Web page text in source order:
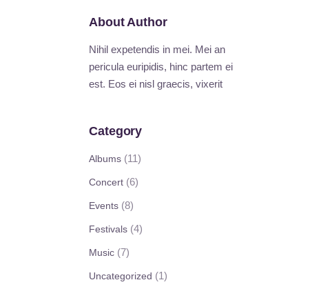
About Author
Nihil expetendis in mei. Mei an
pericula euripidis, hinc partem ei
est. Eos ei nisl graecis, vixerit
Category
Albums (11)
Concert (6)
Events (8)
Festivals (4)
Music (7)
Uncategorized (1)